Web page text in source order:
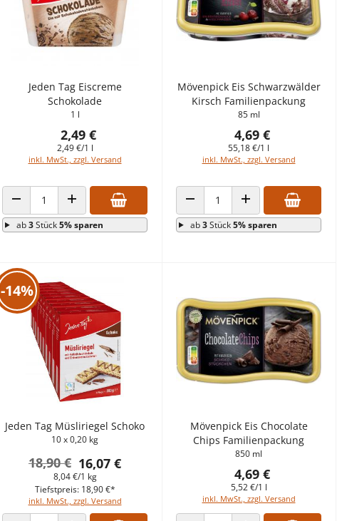
Jeden Tag Eiscreme
Schokolade
1 l
2,49 €
2,49 €/1 l
inkl. MwSt., zzgl. Versand
ANZAHL VERRINGERNANZAHL ERHÖHEN
ab3Stück5% sparen
Mövenpick Eis Schwarzwälder
Kirsch Familienpackung
85 ml
4,69 €
55,18 €/1 l
inkl. MwSt., zzgl. Versand
ANZAHL VERRINGERNANZAHL ERHÖHEN
ab3Stück5% sparen
-14%
Jeden Tag Müsliriegel Schoko
10 x 0,20 kg
16,07 €
18,90 €
8,04 €/1 kg
inkl. MwSt., zzgl. Versand
Tiefstpreis: 18,90 €*
Mövenpick Eis Chocolate
Chips Familienpackung
850 ml
4,69 €
5,52 €/1 l
inkl. MwSt., zzgl. Versand